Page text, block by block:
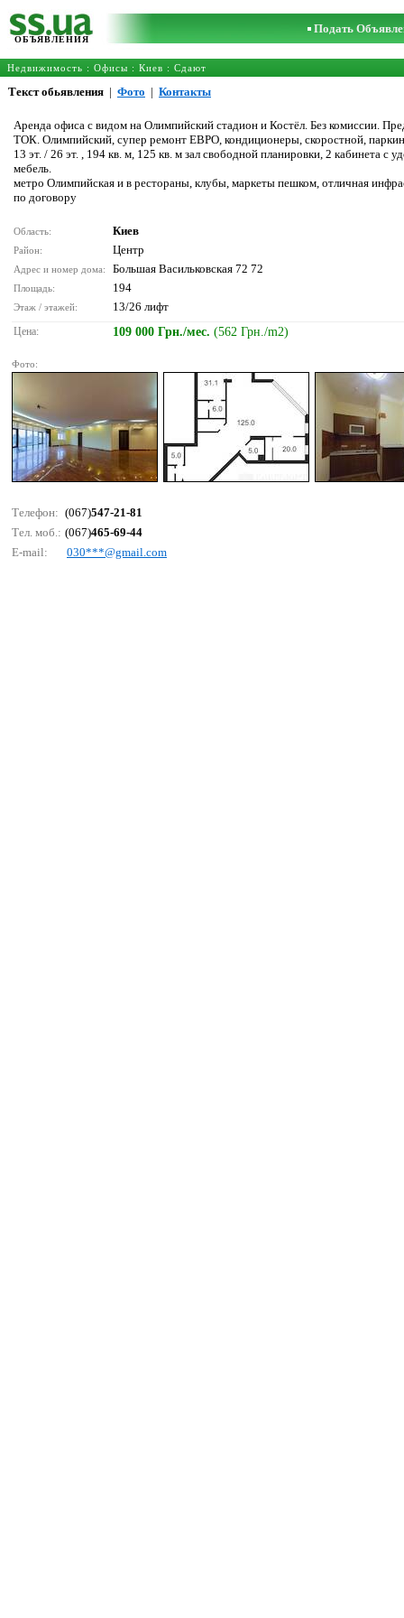
ОБЪЯВЛЕНИЯ
Подать
Недвижимость : Офисы : Киев : Сдают
Текст обьявления | Фото | Контакты
Аренда офиса с видом на Олимпийский стадион и Костёл. Без комиссии.
ТОК. Олимпийский, супер ремонт ЕВРО, кондиционеры, скоростной,
13 эт. / 26 эт. , 194 кв. м, 125 кв. м зал свободной планировки, 2 кабинета
мебель.
метро Олимпийская и в рестораны, клубы, маркеты пешком, отличная
по договору
Область: Киев
Район: Центр
Адрес и номер дома: Большая Васильковская 72 72
Площадь: 194
Этаж / этажей: 13/26 лифт
Цена: 109 000 Грн./мес. (562 Грн./m2)
Фото:
Телефон: (067)547-21-81
Тел. моб.: (067)465-69-44
E-mail:
030***@gmаil.соm